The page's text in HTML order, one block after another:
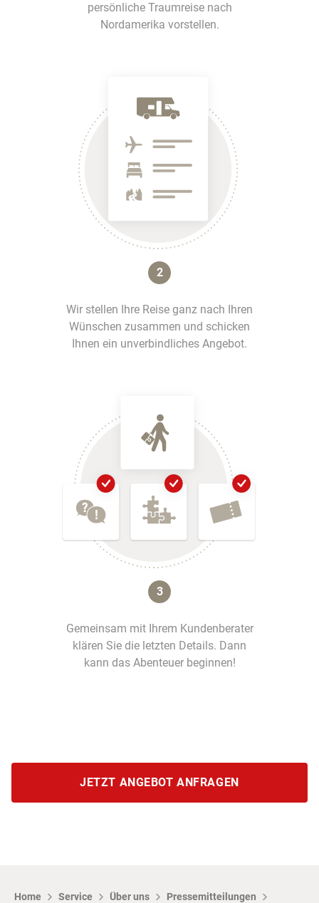
Home Service Über uns
Pressemitteilungen
JETZT ANGEBOT ANFRAGEN
persönliche Traumreise nach
Nordamerika vorstellen.
2
Wir stellen Ihre Reise ganz nach Ihren
Wünschen zusammen und schicken
Ihnen ein unverbindliches Angebot.
3
Gemeinsam mit Ihrem Kundenberater
klären Sie die letzten Details. Dann
kann das Abenteuer beginnen!